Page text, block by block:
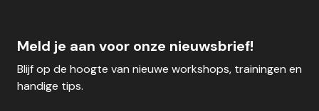
Meld je aan voor onze nieuwsbrief!
Blijf op de hoogte van nieuwe workshops, trainingen en
handige tips.